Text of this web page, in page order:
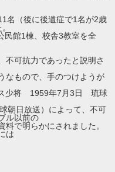
名（後に後遺症で1名が2歳
民館1棟、校舎3教室を全
不可抗力であったと説明さ
なもので、手のつけようが
ス少将 1959年7月3日 琉球
朝日放送）によって、不可
ル以前の
料で明らかにされました。
は